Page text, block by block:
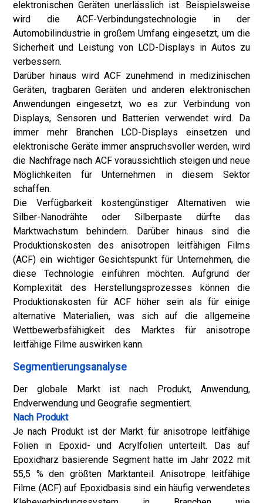
elektronischen Geräten unerlässlich ist. Beispielsweise
wird die ACF-Verbindungstechnologie in der
Automobilindustrie in großem Umfang eingesetzt, um die
Sicherheit und Leistung von LCD-Displays in Autos zu
verbessern.
Darüber hinaus wird ACF zunehmend in medizinischen
Geräten, tragbaren Geräten und anderen elektronischen
Anwendungen eingesetzt, wo es zur Verbindung von
Displays, Sensoren und Batterien verwendet wird. Da
immer mehr Branchen LCD-Displays einsetzen und
elektronische Geräte immer anspruchsvoller werden, wird
die Nachfrage nach ACF voraussichtlich steigen und neue
Möglichkeiten für Unternehmen in diesem Sektor
schaffen.
Die Verfügbarkeit kostengünstiger Alternativen wie
Silber-Nanodrähte oder Silberpaste dürfte das
Marktwachstum behindern. Darüber hinaus sind die
Produktionskosten des anisotropen leitfähigen Films
(ACF) ein wichtiger Gesichtspunkt für Unternehmen, die
diese Technologie einführen möchten. Aufgrund der
Komplexität des Herstellungsprozesses können die
Produktionskosten für ACF höher sein als für einige
alternative Materialien, was sich auf die allgemeine
Wettbewerbsfähigkeit des Marktes für anisotrope
leitfähige Filme auswirken kann.
Segmentierungsanalyse
Der globale Markt ist nach Produkt, Anwendung,
Endverwendung und Geografie segmentiert.
Nach Produkt
Je nach Produkt ist der Markt für anisotrope leitfähige
Folien in Epoxid- und Acrylfolien unterteilt. Das auf
Epoxidharz basierende Segment hatte im Jahr 2022 mit
55,5 % den größten Marktanteil. Anisotrope leitfähige
Filme (ACF) auf Epoxidbasis sind ein häufig verwendetes